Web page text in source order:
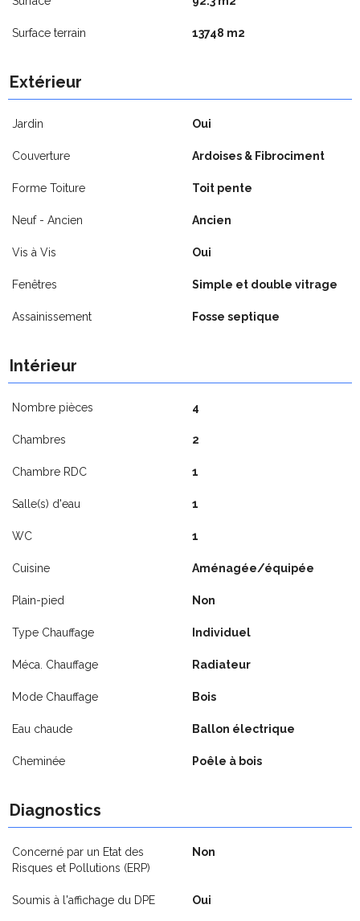
Surface terrain 13748 m2
Extérieur
Jardin Oui
Couverture Ardoises & Fibrociment
Forme Toiture Toit pente
Neuf - Ancien Ancien
Vis à Vis Oui
Fenêtres Simple et double vitrage
Assainissement Fosse septique
Intérieur
Nombre pièces 4
Chambres 2
Chambre RDC 1
Salle(s) d'eau 1
WC 1
Cuisine Aménagée/équipée
Plain-pied Non
Type Chauffage Individuel
Méca. Chauffage Radiateur
Mode Chauffage Bois
Eau chaude Ballon électrique
Cheminée Poêle à bois
Diagnostics
Concerné par un Etat des
Risques et Pollutions (ERP)
Non
Soumis à l'affichage du DPE Oui